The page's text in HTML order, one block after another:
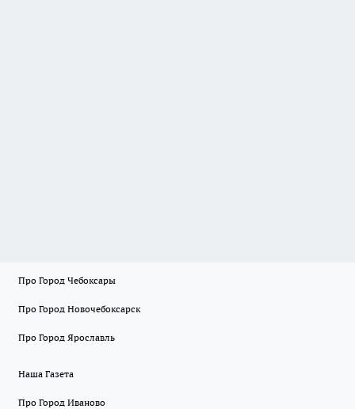
Про Город Чебоксары
Про Город Новочебоксарск
Про Город Ярославль
Наша Газета
Про Город Иваново